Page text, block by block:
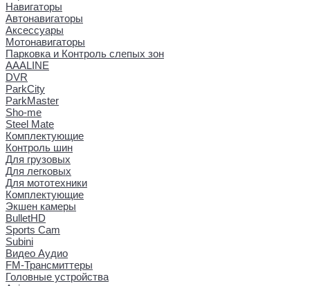
Навигаторы
Автонавигаторы
Аксессуары
Мотонавигаторы
Парковка и Контроль слепых зон
AAALINE
DVR
ParkCity
ParkMaster
Sho-me
Steel Mate
Комплектующие
Контроль шин
Для грузовых
Для легковых
Для мототехники
Комплектующие
Экшен камеры
BulletHD
Sports Cam
Subini
Видео Аудио
FM-Трансмиттеры
Головные устройства